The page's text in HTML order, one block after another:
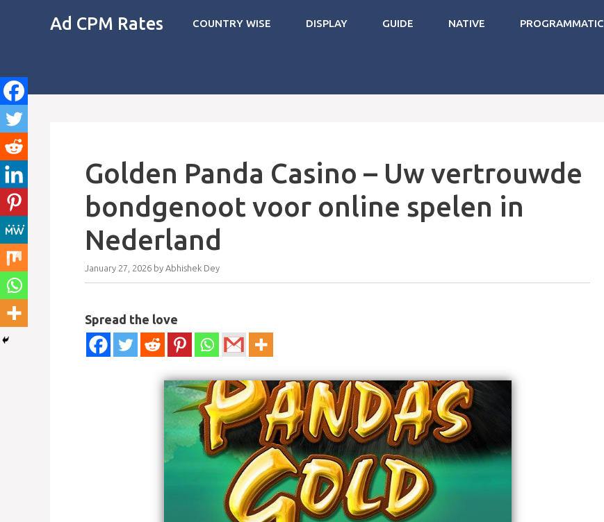
Ad CPM Rates COUNTRY WISE DISPLAY GUIDE NATIVE PROGRAMMATIC
Golden Panda Casino – Uw vertrouwde
bondgenoot voor online spelen in
Nederland
January 27, 2026 by Abhishek Dey
Spread the love